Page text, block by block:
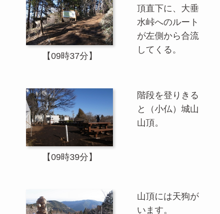
【09時37分】
頂直下に、大垂
水峠へのルート
が左側から合流
してくる。
【09時39分】
階段を登りきる
と（小仏）城山
山頂。
山頂には天狗が
います。